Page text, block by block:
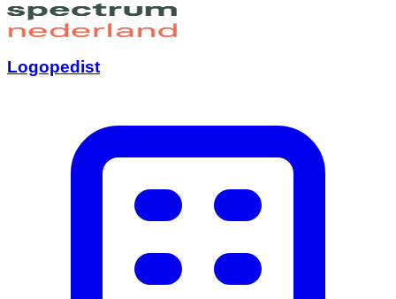
Logopedist